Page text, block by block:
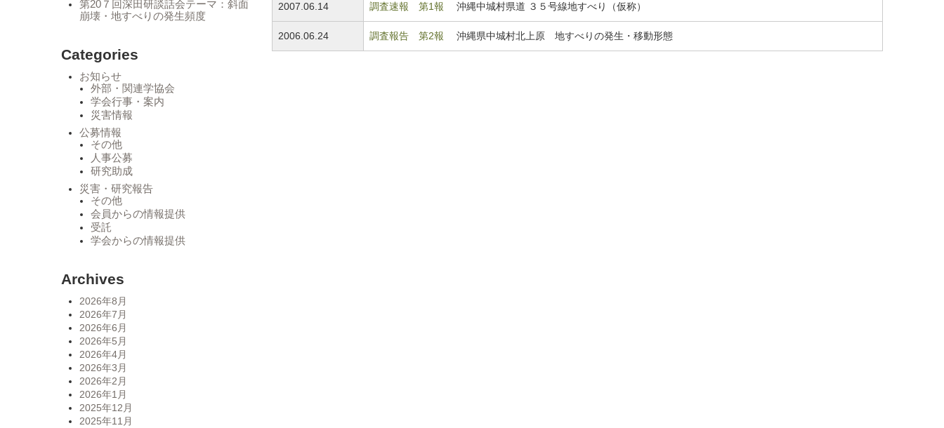
第20７回深田研談話会テーマ：斜面
崩壊・地すべりの発生頻度
Categories
お知らせ
外部・関連学協会
学会行事・案内
災害情報
公募情報
その他
人事公募
研究助成
災害・研究報告
その他
会員からの情報提供
受託
学会からの情報提供
Archives
2026年8月
2026年7月
2026年6月
2026年5月
2026年4月
2026年3月
2026年2月
2026年1月
2025年12月
2025年11月
2007.06.14 調査速報 第1報 沖縄中城村県道 ３５号線地すべり（仮称）
2006.06.24 調査報告 第2報 沖縄県中城村北上原 地すべりの発生・移動形態